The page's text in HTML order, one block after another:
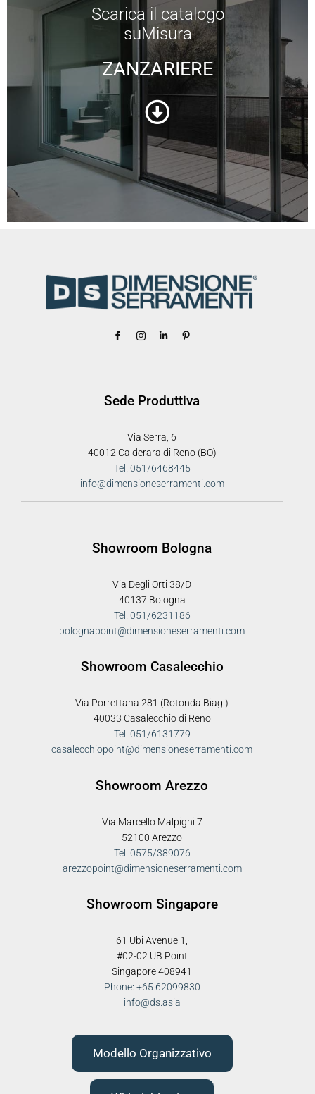
Scarica il catalogo
suMisura
ZANZARIERE
Sede Produttiva
Via Serra, 6
40012 Calderara di Reno (BO)
Tel. 051/6468445
info@dimensioneserramenti.com
Showroom Bologna
Via Degli Orti 38/D
40137 Bologna
Tel. 051/6231186
bolognapoint@dimensioneserramenti.com
Showroom Casalecchio
Via Porrettana 281 (Rotonda Biagi)
40033 Casalecchio di Reno
Tel. 051/6131779
casalecchiopoint@dimensioneserramenti.com
Showroom Arezzo
Via Marcello Malpighi 7
52100 Arezzo
Tel. 0575/389076
arezzopoint@dimensioneserramenti.com
Showroom Singapore
61 Ubi Avenue 1,
#02-02 UB Point
Singapore 408941
Phone: +65 62099830
info@ds.asia
Modello Organizzativo